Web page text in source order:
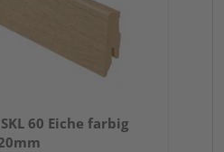
60 Eiche farbig